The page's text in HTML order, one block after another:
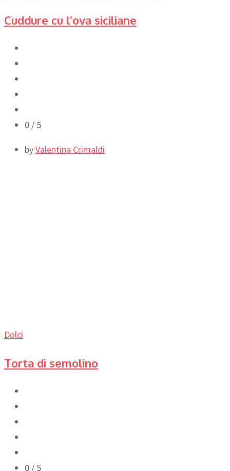
Cuddure cu l’ova siciliane
0 / 5
byValentina Crimaldi
Dolci
Torta di semolino
0 / 5